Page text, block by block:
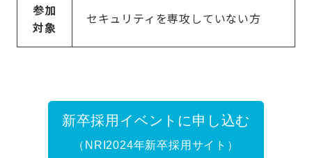
参加
対象
セキュリティを専攻していない方
新卒採用イベントに申し込む
（NRI2024年新卒採用サイト）